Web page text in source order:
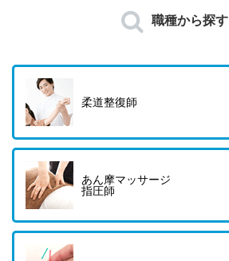
職種から探す
柔道整復師
あん摩マッサージ
指圧師